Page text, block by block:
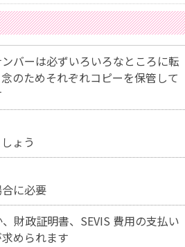
バーは必ずいろいろなところに転
のためそれぞれコピーを保管して
ょう
に必要
財政証明書、SEVIS 費用の支払い
められます